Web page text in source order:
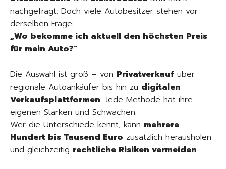
nachgefragt. Doch viele Autobesitzer stehen vor
derselben Frage:
„Wo bekomme ich aktuell den höchsten Preis
für mein Auto?“
Die Auswahl ist groß – von Privatverkauf über
regionale Autoankäufer bis hin zu digitalen
Verkaufsplattformen. Jede Methode hat ihre
eigenen Stärken und Schwächen.
Wer die Unterschiede kennt, kann mehrere
Hundert bis Tausend Euro zusätzlich herausholen
und gleichzeitig rechtliche Risiken vermeiden.